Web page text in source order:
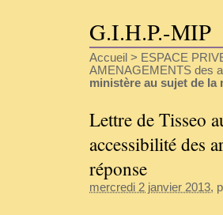
G.I.H.P.-MIP
Accueil > ESPACE
AMENAGEMENTS des
ministère au sujet de
Lettre de Tisseo
accessibilité des
réponse
mercredi 2 janvier 2013,